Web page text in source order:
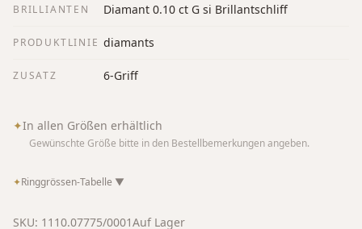
BRILLIANTEN Diamant 0.10 ct G si Brillantschliff
PRODUKTLINIE diamants
ZUSATZ 6-Griff
✦In allen Größen erhältlich
Gewünschte Größe bitte in den Bestellbemerkungen angeben.
✦Ringgrössen-Tabelle ▼
SKU: 1110.07775/0001Auf Lager